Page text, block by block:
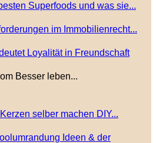
Superfoods und was sie...
im Immobilienrecht...
Loyalität in Freundschaft
Besser leben...
selber machen DIY...
Ideen & der